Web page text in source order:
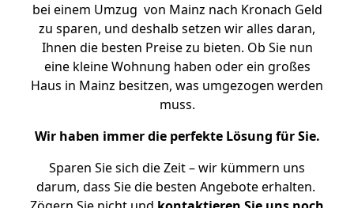
bei einem Umzug von Mainz nach Kronach Geld
zu sparen, und deshalb setzen wir alles daran,
Ihnen die besten Preise zu bieten. Ob Sie nun
eine kleine Wohnung haben oder ein großes
Haus in Mainz besitzen, was umgezogen werden
muss.
Wir haben immer die perfekte Lösung für Sie.
Sparen Sie sich die Zeit – wir kümmern uns
darum, dass Sie die besten Angebote erhalten.